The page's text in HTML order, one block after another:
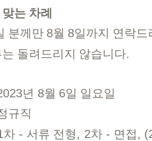
는 차례
분께만 8월 8일까지 연락드
돌려드리지 않습니다.
년 8월 6일 일요일
규직
차- 서류 전형 , 2차- 면접 ,